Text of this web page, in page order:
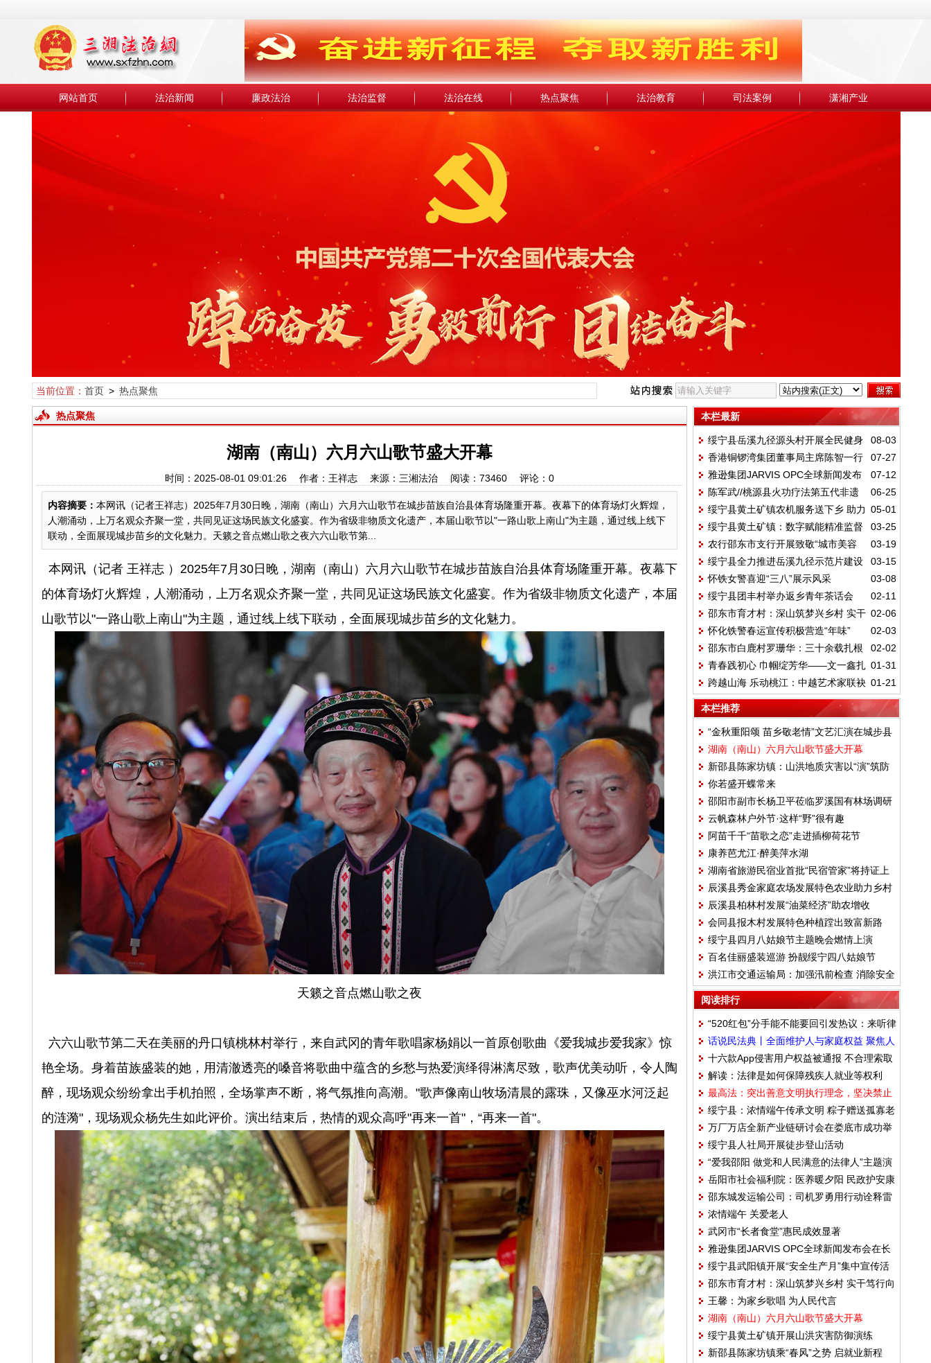
网站首页 法治新闻 廉政法治 法治监督 法治在线 热点聚焦 法治教育 司法案例 潇湘产业
当前位置： 首页> 热点聚焦
热点聚焦
湖南（南山）六月六山歌节盛大开幕
时间：2025-08-01 09:01:26 作者：王祥志 来源：三湘法治 阅读： 73460评论： 0
内容摘要： 本网讯（记者王祥志）2025年7月30日晚，湖南（南山）六月六山歌节在城步苗族自治县体育场隆重开幕。夜幕下的体育场灯火辉煌，
人潮涌动，上万名观众齐聚一堂，共同见证这场民族文化盛宴。作为省级非物质文化遗产，本届山歌节以"一路山歌上南山"为主题，通过线上线下
联动，全面展现城步苗乡的文化魅力。天籁之音点燃山歌之夜六六山歌节第...
本网讯（记者 王祥志 ）2025年7月30日晚，湖南（南山）六月六山歌节在城步苗族自治县体育场隆重开幕。夜幕下
的体育场灯火辉煌，人潮涌动，上万名观众齐聚一堂，共同见证这场民族文化盛宴。作为省级非物质文化遗产，本届
山歌节以"一路山歌上南山"为主题，通过线上线下联动，全面展现城步苗乡的文化魅力。
天籁之音点燃山歌之夜
六六山歌节第二天在美丽的丹口镇桃林村举行，来自武冈的青年歌唱家杨娟以一首原创歌曲《爱我城步爱我家》惊
艳全场。身着苗族盛装的她，用清澈透亮的嗓音将歌曲中蕴含的乡愁与热爱演绎得淋漓尽致，歌声优美动听，令人陶
醉，现场观众纷纷拿出手机拍照，全场掌声不断，将气氛推向高潮。"歌声像南山牧场清晨的露珠，又像巫水河泛起
的涟漪"，现场观众杨先生如此评价。演出结束后，热情的观众高呼"再来一首"，“再来一首"。
本栏最新
08-03
绥宁县岳溪九径源头村开展全民健身
文体活动
07-27
香港铜锣湾集团董事局主席陈智一行
赴宁乡紫龙湾开展交流座谈
07-12
雅逊集团JARVIS OPC全球新闻发布
会在长沙举行
06-25
陈军武//桃源县火功疗法第五代非遗
传承人
05-01
绥宁县黄土矿镇农机服务送下乡 助力
乡村振兴示范片建设
03-25
绥宁县黄土矿镇：数字赋能精准监督
筑牢镇村纪律防线
03-19
农行邵东市支行开展致敬“城市美容
师”慰问活动
03-15
绥宁县全力推进岳溪九径示范片建设
探索多村协同振兴新路径
03-08
怀铁女警喜迎“三八”展示风采
02-11
绥宁县团丰村举办返乡青年茶话会
02-06
邵东市育才村：深山筑梦兴乡村 实干
笃行向富途
02-03
怀化铁警春运宣传积极营造“年味”
02-02
邵东市白鹿村罗珊华：三十余载扎根
白鹿 一片丹心守护红色
01-31
青春践初心 巾帼绽芳华——文一鑫扎
根基层贡献青春力量
01-21
跨越山海 乐动桃江：中越艺术家联袂
献艺谱新篇
本栏推荐
“金秋重阳颂 苗乡敬老情”文艺汇演在城步县
田塘村上演
湖南（南山）六月六山歌节盛大开幕
新邵县陈家坊镇：山洪地质灾害以“演”筑防
你若盛开蝶常来
邵阳市副市长杨卫平莅临罗溪国有林场调研
工作
云帆森林户外节·这样“野”很有趣
阿苗千千“苗歌之恋”走进插柳荷花节
康养芭尤江·醉美萍水湖
湖南省旅游民宿业首批“民宿管家”将持证上
岗
辰溪县秀金家庭农场发展特色农业助力乡村
振兴
辰溪县柏林村发展“油菜经济”助农增收
会同县报木村发展特色种植蹚出致富新路
绥宁县四月八姑娘节主题晚会燃情上演
百名佳丽盛装巡游 扮靓绥宁四八姑娘节
洪江市交通运输局：加强汛前检查 消除安全
隐患
阅读排行
“520红包”分手能不能要回引发热议：来听律
师怎么说
话说民法典丨全面维护人与家庭权益 聚焦人
格权编婚姻家庭编继承编
十六款App侵害用户权益被通报 不合理索取
用户权限行为值得警惕
解读：法律是如何保障残疾人就业等权利
的？
最高法：突出善意文明执行理念，坚决禁止
乱查封
绥宁县：浓情端午传承文明 粽子赠送孤寡老
人
万厂万店全新产业链研讨会在娄底市成功举
办
绥宁县人社局开展徒步登山活动
“爱我邵阳 做党和人民满意的法律人”主题演
讲比赛
岳阳市社会福利院：医养暖夕阳 民政护安康
邵东城发运输公司：司机罗勇用行动诠释雷
锋精神
浓情端午 关爱老人
武冈市“长者食堂”惠民成效显著
雅逊集团JARVIS OPC全球新闻发布会在长
沙举行
绥宁县武阳镇开展“安全生产月”集中宣传活
动
邵东市育才村：深山筑梦兴乡村 实干笃行向
富途
王馨：为家乡歌唱 为人民代言
湖南（南山）六月六山歌节盛大开幕
绥宁县黄土矿镇开展山洪灾害防御演练
新邵县陈家坊镇乘“春风”之势 启就业新程